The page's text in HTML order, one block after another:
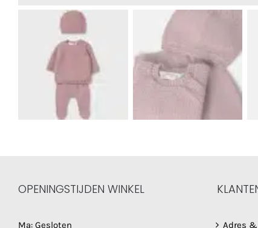
OPENINGSTIJDEN WINKEL
Ma: Gesloten Adres